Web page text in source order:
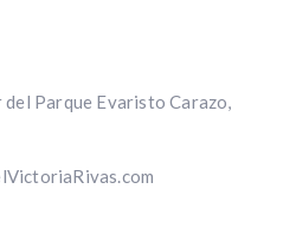
del Parque Evaristo Carazo,